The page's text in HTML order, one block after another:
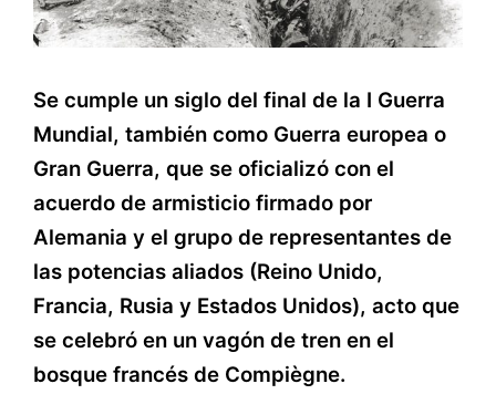
Se cumple un siglo del final de la I Guerra
Mundial, también como Guerra europea o
Gran Guerra, que se oficializó con el
acuerdo de armisticio firmado por
Alemania y el grupo de representantes de
las potencias aliados (Reino Unido,
Francia, Rusia y Estados Unidos), acto que
se celebró en un vagón de tren en el
bosque francés de Compiègne.